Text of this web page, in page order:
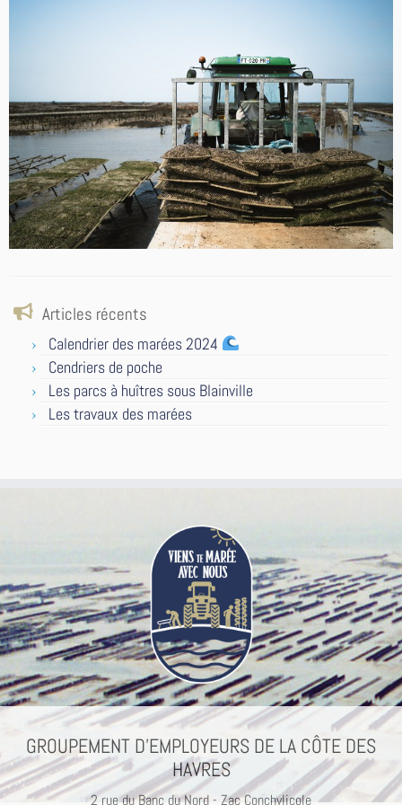
Articles récents
Calendrier des marées 2024
Cendriers de poche
Les parcs à huîtres sous Blainville
Les travaux des marées
GROUPEMENT D’EMPLOYEURS DE LA CÔTE DES
HAVRES
2 rue du Banc du Nord - Zac Conchylicole